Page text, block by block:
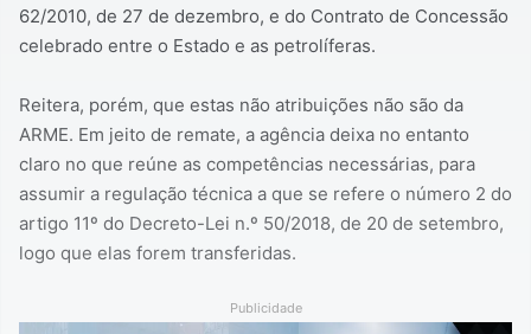
62/2010, de 27 de dezembro, e do Contrato de Concessão
celebrado entre o Estado e as petrolíferas.
Reitera, porém, que estas não atribuições não são da
ARME. Em jeito de remate, a agência deixa no entanto
claro no que reúne as competências necessárias, para
assumir a regulação técnica a que se refere o número 2 do
artigo 11º do Decreto-Lei n.º 50/2018, de 20 de setembro,
logo que elas forem transferidas.
Publicidade